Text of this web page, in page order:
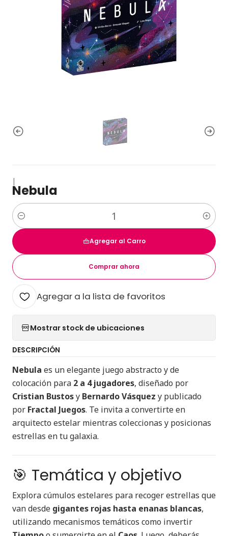
|
Nebula
Cantidad
Agregar al Carro
Comprar ahora
Agregar a la lista de favoritos
Mostrar stock de ubicaciones
DESCRIPCIÓN
Nebula es un elegante juego abstracto y de
colocación para 2 a 4 jugadores, diseñado por
Cristian Bustosy Bernardo Vásquez y publicado
por Fractal Juegos. Te invita a convertirte en
arquitecto estelar mientras coleccionas y posicionas
estrellas en tu galaxia.
🎯 Temática y objetivo
Explora cúmulos estelares para recoger estrellas que
van desde gigantes rojas hasta enanas blancas,
utilizando mecanismos temáticos como invertir